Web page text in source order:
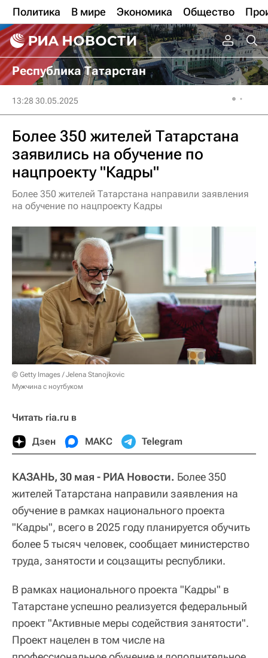
Политика В мире Экономика Общество
Республика Татарстан
13:28 30.05.2025
Более 350 жителей Татарстана
заявились на обучение по
нацпроекту "Кадры"
Более 350 жителей Татарстана направили заявления
на обучение по нацпроекту Кадры
© Getty Images / Jelena Stanojkovic
Мужчина с ноутбуком
Читать ria.ru в
Дзен МАКС Telegram
КАЗАНЬ, 30 мая - РИА Новости. Более 350
жителей Татарстана направили заявления на
обучение в рамках национального проекта
"Кадры", всего в 2025 году планируется обучить
более 5 тысяч человек, сообщает министерство
труда, занятости и соцзащиты республики.
В рамках национального проекта "Кадры" в
Татарстане успешно реализуется федеральный
проект "Активные меры содействия занятости".
Проект нацелен в том числе на